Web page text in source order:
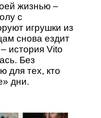
жизнью –
с
игрушки из
снова ездит
история Vito
Без
для тех, кто
дни.